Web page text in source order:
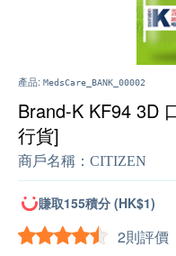
產品: MedsCare_BANK_00002
Brand-K KF94 3D
行貨]
商戶名稱： CITIZEN
賺取155積分 (HK$1)
2則評價